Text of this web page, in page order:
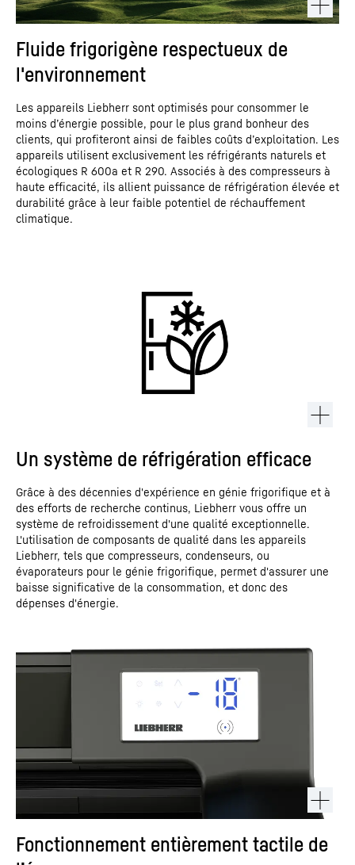
Fluide frigorigène respectueux de
l'environnement
Les appareils Liebherr sont optimisés pour consommer le
moins d’énergie possible, pour le plus grand bonheur des
clients, qui profiteront ainsi de faibles coûts d’exploitation. Les
appareils utilisent exclusivement les réfrigérants naturels et
écologiques R 600a et R 290. Associés à des compresseurs à
haute efficacité, ils allient puissance de réfrigération élevée et
durabilité grâce à leur faible potentiel de réchauffement
climatique.
Un système de réfrigération efficace
Grâce à des décennies d'expérience en génie frigorifique et à
des efforts de recherche continus, Liebherr vous offre un
système de refroidissement d'une qualité exceptionnelle.
L'utilisation de composants de qualité dans les appareils
Liebherr, tels que compresseurs, condenseurs, ou
évaporateurs pour le génie frigorifique, permet d'assurer une
baisse significative de la consommation, et donc des
dépenses d'énergie.
Fonctionnement entièrement tactile de